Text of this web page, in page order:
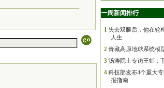
一周新闻排行
1 失去双腿后，他在轮
人生
2 青藏高原地球系统模
3 汤涛院士专访王虹：
4 科技部发布4个重大
报指南